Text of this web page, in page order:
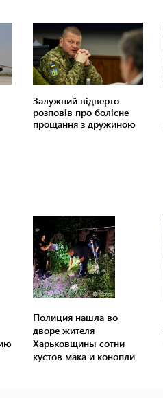
Полиция нашла во
дворе жителя
Харьковщины сотни
кустов мака и конопли